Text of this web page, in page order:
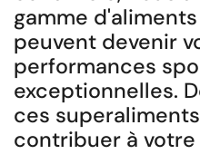
gamme
peuvent devenir
performances
exceptionnelles.
ces
contribuer à